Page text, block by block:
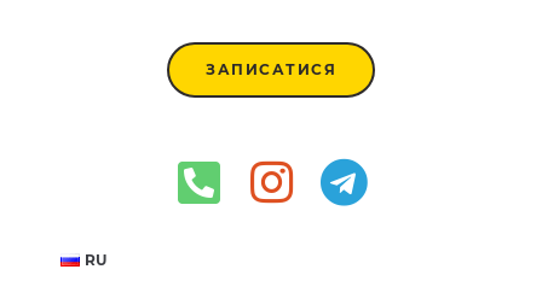
ЗАПИСАТИСЯ
RU